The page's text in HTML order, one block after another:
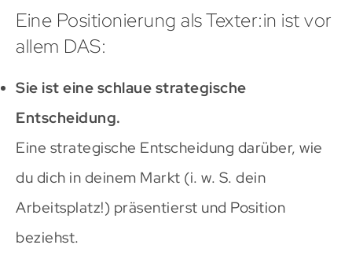
Eine Positionierung als Texter:in ist vor
allem DAS:
Sie ist eine schlaue strategische
Entscheidung.
Eine strategische Entscheidung darüber, wie
du dich in deinem Markt (i. w. S. dein
Arbeitsplatz!) präsentierst und Position
beziehst.